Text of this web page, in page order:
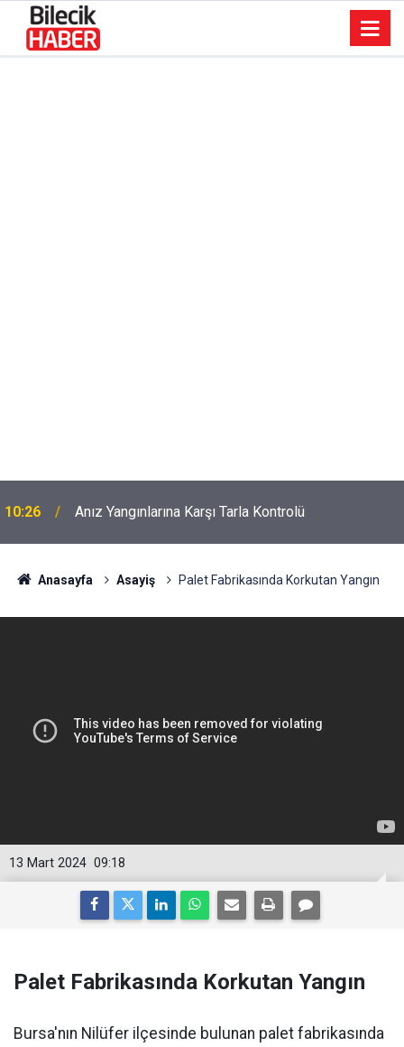
10:26 Anız Yangınlarına Karşı Tarla Kontrolü
Anasayfa Asayiş Palet Fabrikasında Korkutan Yangın
09:18
13 Mart 2024
Palet Fabrikasında Korkutan Yangın
Bursa'nın Nilüfer ilçesinde bulunan palet fabrikasında